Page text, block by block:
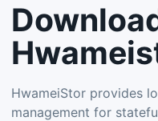
HwameiStor provides
management for